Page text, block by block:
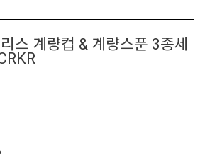
스 계량컵 & 계량스푼 3종세